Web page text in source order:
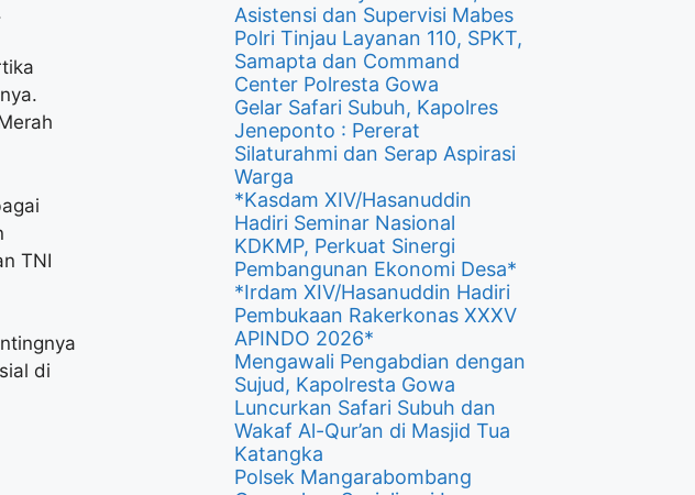
TNI
di
Asistensi dan Supervisi Mabes
Polri Tinjau Layanan 110, SPKT,
Samapta dan Command
Center Polresta Gowa
Gelar Safari Subuh, Kapolres
Jeneponto : Pererat
Silaturahmi dan Serap Aspirasi
Warga
*Kasdam XIV/Hasanuddin
Hadiri Seminar Nasional
KDKMP, Perkuat Sinergi
Pembangunan Ekonomi Desa*
*Irdam XIV/Hasanuddin Hadiri
Pembukaan Rakerkonas XXXV
APINDO 2026*
Mengawali Pengabdian dengan
Sujud, Kapolresta Gowa
Luncurkan Safari Subuh dan
Wakaf Al-Qur’an di Masjid Tua
Katangka
Polsek Mangarabombang